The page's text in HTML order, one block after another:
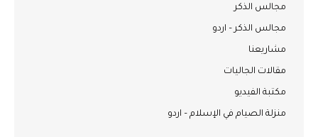
مجالس الذكر
مجالس الذكر – اردو
مشاريعنا
مقالات الجاليات
مكتبة الفيديو
منزلة الصيام في الإسلام – اردو